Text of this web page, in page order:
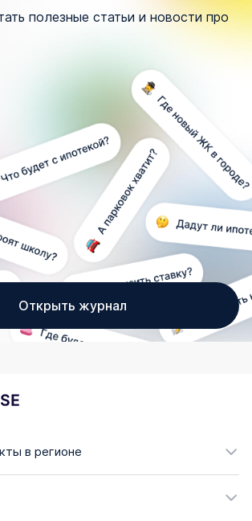
полезные статьи и новости про
Открыть журнал
в регионе